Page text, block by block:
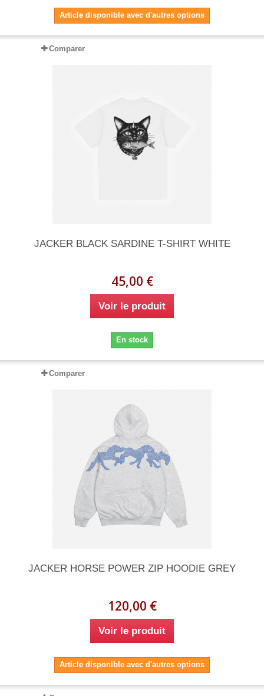
Article disponible avec d'autres options
Comparer
JACKER BLACK SARDINE T-SHIRT WHITE
45,00 €
Voir le produit
En stock
Comparer
JACKER HORSE POWER ZIP HOODIE GREY
120,00 €
Voir le produit
Article disponible avec d'autres options